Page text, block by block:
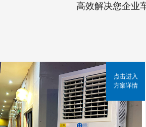
高效解决您企业
点击进入
方案详情